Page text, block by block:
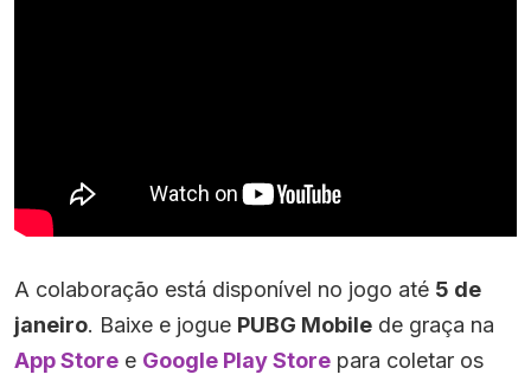
A colaboração está disponível no jogo até 5 de
janeiro. Baixe e jogue PUBG Mobile de graça na
App Store e Google Play Store para coletar os